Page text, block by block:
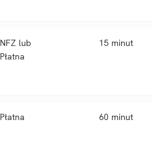
NFZ lub
Płatna
15 minut
Płatna 60 minut